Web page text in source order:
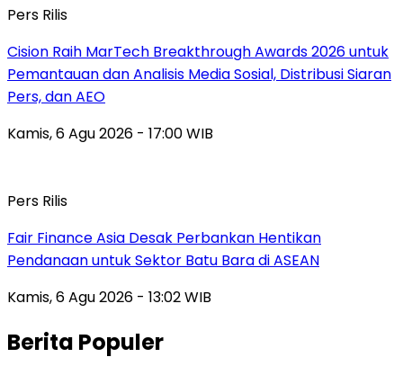
Pers Rilis
Cision Raih MarTech Breakthrough Awards 2026 untuk
Pemantauan dan Analisis Media Sosial, Distribusi Siaran
Pers, dan AEO
Kamis, 6 Agu 2026 - 17:00 WIB
Pers Rilis
Fair Finance Asia Desak Perbankan Hentikan
Pendanaan untuk Sektor Batu Bara di ASEAN
Kamis, 6 Agu 2026 - 13:02 WIB
Berita Populer